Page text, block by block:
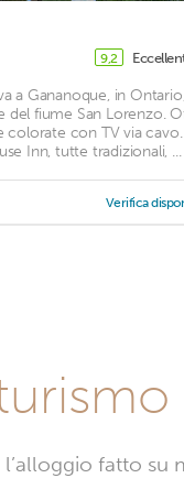
9,2
a Gananoque, in
del fiume San Lorenzo.
con TV via cavo.
Inn, tutte tradizionali, ...
Verifica
l’alloggio fatto su